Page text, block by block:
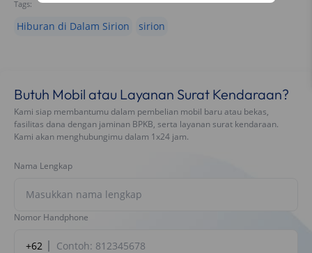
Tags:
Hiburan di Dalam Sirion sirion
Butuh Mobil atau Layanan Surat Kendaraan?
Kami siap membantumu dalam pembelian mobil baru atau bekas,
fasilitas dana dengan jaminan BPKB, serta layanan surat kendaraan.
Kami akan menghubungimu dalam 1x24 jam.
Nama Lengkap
Nomor Handphone
+62